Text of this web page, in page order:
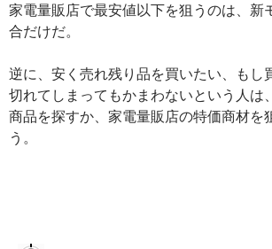
家電量販店で最安値以下を狙うのは、新
合だけだ。
逆に、安く売れ残り品を買いたい、もし
切れてしまってもかまわないという人は
商品を探すか、家電量販店の特価商材を
う。